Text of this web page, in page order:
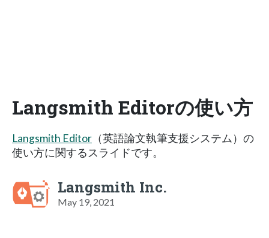
Langsmith Editorの使い方
Langsmith Editor （英語論文執筆支援システム）の
使い方に関するスライドです。
Langsmith Inc.
May 19, 2021